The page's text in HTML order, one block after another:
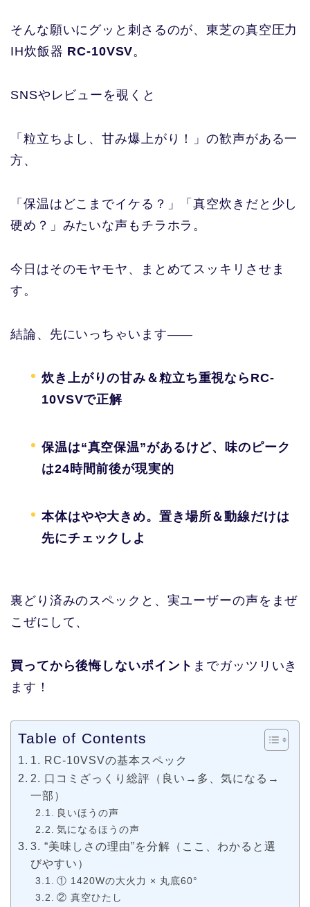
そんな願いにグッと刺さるのが、東芝の真空圧力
IH炊飯器 RC-10VSV。
SNSやレビューを覗くと
「粒立ちよし、甘み爆上がり！」の歓声がある一
方、
「保温はどこまでイケる？」「真空炊きだと少し
硬め？」みたいな声もチラホラ。
今日はそのモヤモヤ、まとめてスッキリさせま
す。
結論、先にいっちゃいます——
炊き上がりの甘み＆粒立ち重視ならRC-
10VSVで正解
保温は“真空保温”があるけど、味のピーク
は24時間前後が現実的
本体はやや大きめ。置き場所＆動線だけは
先にチェックしよ
裏どり済みのスペックと、実ユーザーの声をまぜ
こぜにして、
買ってから後悔しないポイント までガッツリいき
ます！
Table of Contents
1. RC-10VSVの基本スペック
2. 口コミざっくり総評（良い→多、気になる→
一部）
良いほうの声
気になるほうの声
3. “美味しさの理由”を分解（ここ、わかると選
びやすい）
① 1420Wの大火力 × 丸底60°
② 真空ひたし